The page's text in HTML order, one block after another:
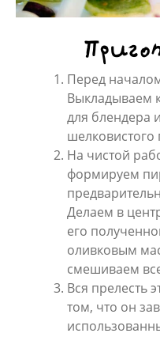
Перед
Выкладываем
для блендера
шелковистого
На чистой
формируем
Делаем в
его
оливковым
смешиваем
Вся прелесть
том, что он